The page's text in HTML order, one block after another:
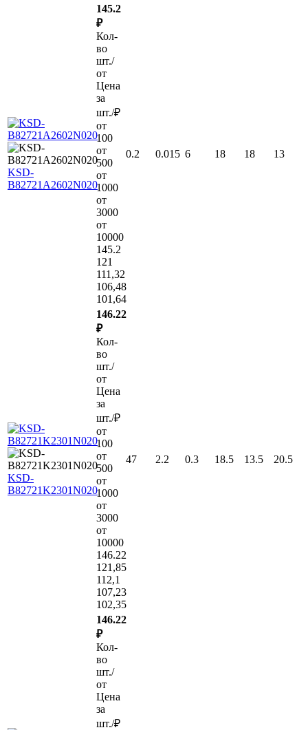
KSD-
B82721A2602N020
145.2
₽
Кол-
во
шт./
от
Цена
за
шт./₽
от
100
от
500
от
1000
от
3000
от
10000
145.2
121
111,32
106,48
101,64
0.2 0.015 6 18 18 13
KSD-
B82721K2301N020
146.22
₽
Кол-
во
шт./
от
Цена
за
шт./₽
от
100
от
500
от
1000
от
3000
от
10000
146.22
121,85
112,1
107,23
102,35
47 2.2 0.3 18.5 13.5 20.5
146.22
₽
Кол-
во
шт./
от
Цена
за
шт./₽